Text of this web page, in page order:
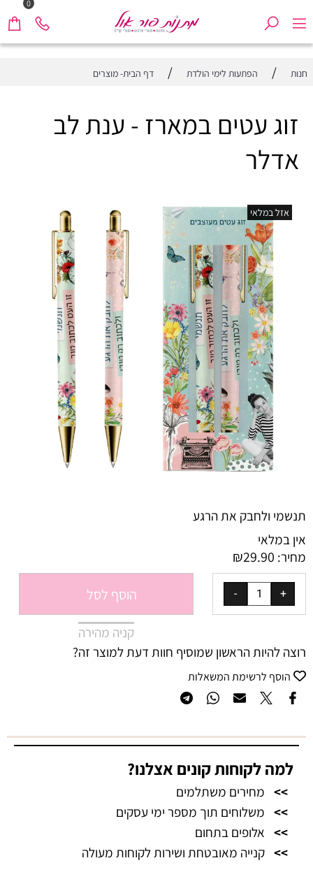
0
חנות / הפתעות לימי הולדת / דף הבית- מוצרים
זוג עטים במארז - ענת לב
אדלר
אזל במלאי
תנשמי ולחבק את הרגע
אין במלאי
מחיר:
₪29.90
הוסף לסל
קניה מהירה
רוצה להיות הראשון שמוסיף חוות דעת למוצר זה?
הוסף לרשימת המשאלות
למה לקוחות קונים אצלנו?
>> מחירים משתלמים
>> משלוחים תוך מספר ימי עסקים
>> אלופים בתחום
>> קנייה מאובטחת ושירות לקוחות מעולה